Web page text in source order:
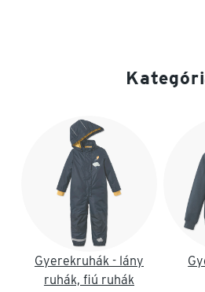
Gyerekruhák - lány
ruhák, fiú ruhák